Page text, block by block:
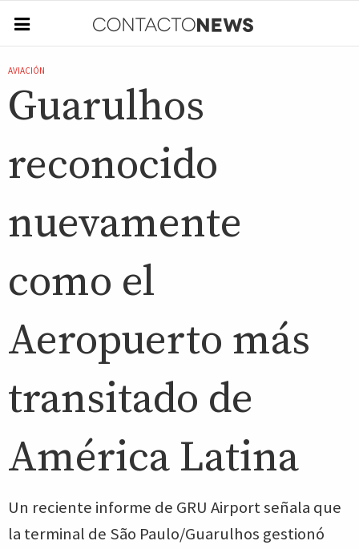
AVIACIÓN
Guarulhos
reconocido
nuevamente
como el
Aeropuerto más
transitado de
América Latina
Un reciente informe de GRU Airport señala que
la terminal de São Paulo/Guarulhos gestionó